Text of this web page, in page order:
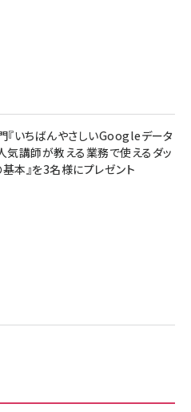
いちばんやさしいGoogleデータ
気講師が教える業務で使えるダッ
基本』を3名様にプレゼント